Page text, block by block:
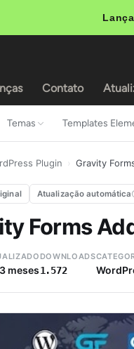
Contato
Temas Templates
Plugin Gravity
Atualização automática
Forms
meses
DOWNLOADS
1.572